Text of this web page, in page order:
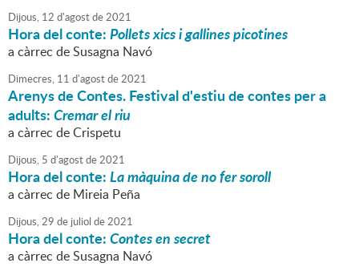
Dijous, 12 d'agostde2021
Hora del conte:Pollets xics i gallines picotines
a càrrec de Susagna Navó
Dimecres, 11 d'agostde2021
Arenys de Contes. Festival d'estiu de contes per a
adults:Cremar el riu
a càrrec de Crispetu
Dijous, 5 d'agostde2021
Hora del conte:La màquina de no fer soroll
a càrrec de Mireia Peña
Dijous,29 de juliol de2021
Hora del conte:Contes en secret
a càrrec de Susagna Navó